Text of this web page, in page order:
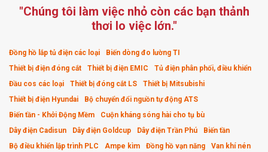
"Chúng tôi làm việc nhỏ còn các bạn thảnh
thơi lo việc lớn."
Đồng hồ lắp tủ điện các loại
Biến dòng đo lường TI
Thiết bị điện đóng cắt
Thiết bị điện EMIC
Tủ điện phân phối, điều khiển
Đầu cos các loại
Thiết bị đóng cắt LS
Thiết bị Mitsubishi
Thiết bị điện Hyundai
Bộ chuyển đổi nguồn tự động ATS
Biến tần - Khởi Động Mềm
Cuộn kháng sóng hài cho tụ bù
Dây điện Cadisun
Dây điện Goldcup Dây điện Trần Phú
Biến tần
Bộ điều khiển lập trình PLC
Ampe kìm Đồng hồ vạn năng Van khí nén